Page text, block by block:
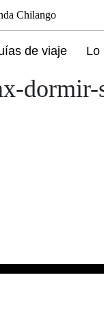
Chilango
de viaje Lo
dormir-